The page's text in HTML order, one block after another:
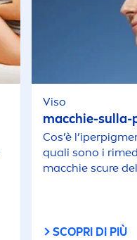
Viso
macchie-sulla-
Cos’è l’iperpig
quali sono i
macchie scure
SCOPRI DI PIÙ